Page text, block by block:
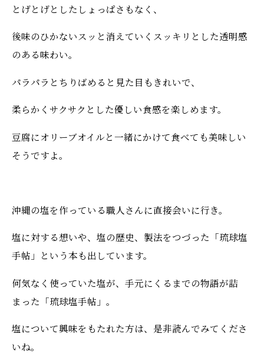
とげとげとしたしょっぱさもなく、
後味のひかないスッと消えていくスッキリとした透明感
のある味わい。
パラパラとちりばめると見た目もきれいで、
柔らかくサクサクとした優しい食感を楽しめます。
豆腐にオリーブオイルと一緒にかけて食べても美味しい
そうですよ。
沖縄の塩を作っている職人さんに直接会いに行き。
塩に対する想いや、塩の歴史、製法をつづった「琉球塩
手帖」という本も出しています。
何気なく使っていた塩が、手元にくるまでの物語が詰
まった「琉球塩手帖」。
塩について興味をもたれた方は、是非読んでみてくださ
いね。